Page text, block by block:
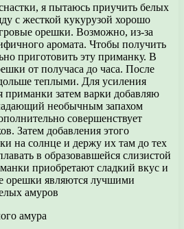
я пытаюсь приучить белых
с жесткой кукурузой хорошо
орешки. Возможно, из-за
аромата. Чтобы получить
приготовить эту приманку. В
от получаса до часа. После
теплыми. Для усиления
приманки затем варки добавляю
необычным запахом
совершенствует
Затем добавления этого
на солнце и держу их там до тех
в образовавшейся слизистой
приобретают сладкий вкус и
орешки являются лучшими
амуров
амура